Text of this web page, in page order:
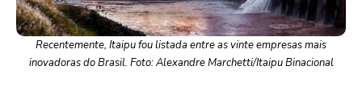
Recentemente, Itaipu fou listada entre as vinte empresas mais
inovadoras do Brasil. Foto: Alexandre Marchetti/Itaipu Binacional